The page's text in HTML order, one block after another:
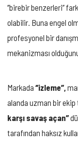
‘’birebir benzerleri’’
olabilir. Buna engel
profesyonel bir
mekanizması
Markada ‘’izleme’’,
alanda uzman bir ekip
karşı savaş açan’’
tarafından haksız